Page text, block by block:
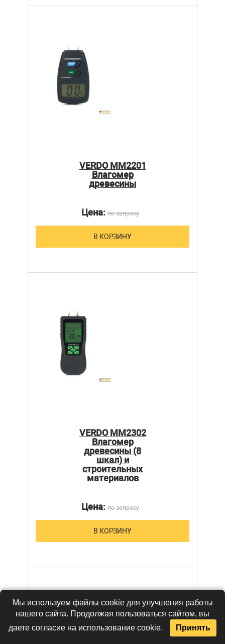
VERDO MM2201
Влагомер
древесины
Цена:по запросу
В КОРЗИНУ
VERDO MM2302
Влагомер
древесины (8
шкал) и
строительных
материалов
Цена:по запросу
В КОРЗИНУ
Мы используем файлы cookie для улучшения работы
нашего сайта. Продолжая пользоваться сайтом, вы
даете согласие на использование cookie.
Принять